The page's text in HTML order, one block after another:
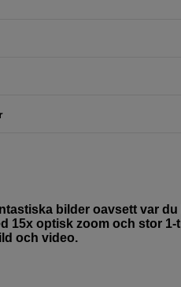
bilder oavsett var
15x optisk zoom och stor
och video.